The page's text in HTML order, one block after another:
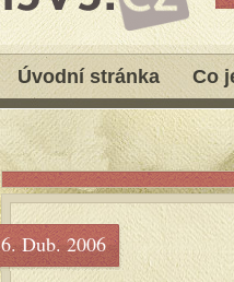
Úvodní stránka Co
6. Dub. 2006